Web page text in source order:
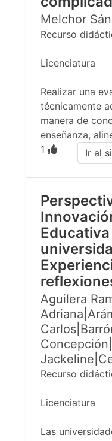
Melchor
Recurso
Licenciatura
Realizar una
técnicamente
manera de
enseñanza,
1
Ir al
Educativa
Aguilera
Recurso
Licenciatura
Las